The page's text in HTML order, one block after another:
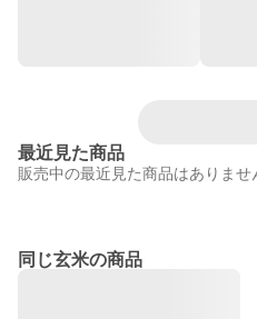
最近見た商品
販売中の最近見た商品はありませ
同じ玄米の商品